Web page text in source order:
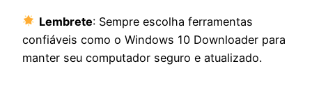
Lembrete: Sempre escolha ferramentas
confiáveis como o Windows 10 Downloader para
manter seu computador seguro e atualizado.